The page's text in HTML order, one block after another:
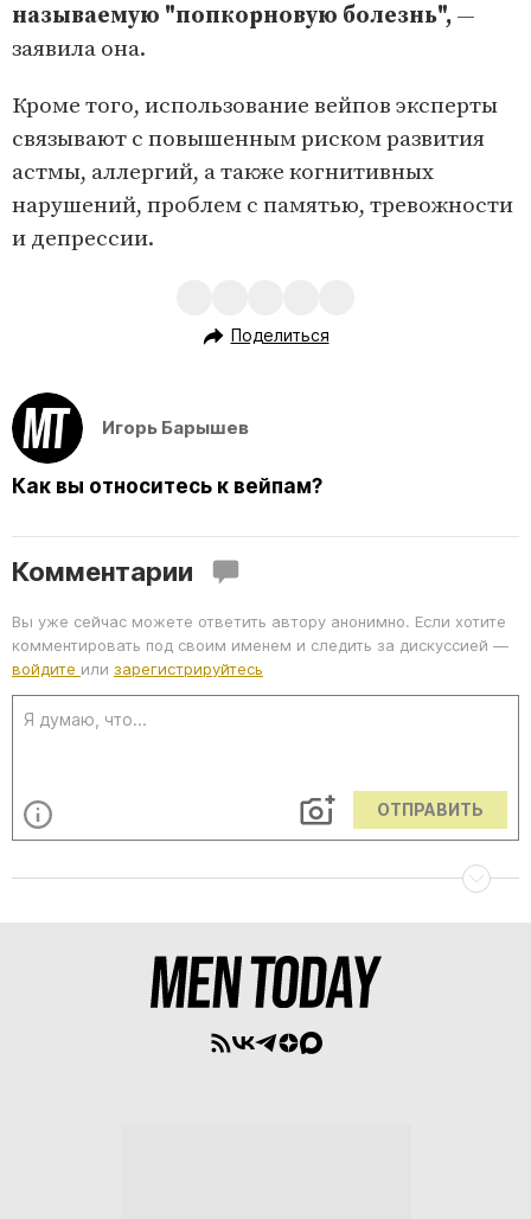
называемую "попкорновую болезнь", —
заявила она.
Кроме того, использование вейпов эксперты
связывают с повышенным риском развития
астмы, аллергий, а также когнитивных
нарушений, проблем с памятью, тревожности
и депрессии.
Поделиться
Игорь Барышев
Как вы относитесь к вейпам?
Комментарии
Вы уже сейчас можете ответить автору анонимно. Если хотите
комментировать под своим именем и следить за дискуссией —
войдите или зарегистрируйтесь
ОТПРАВИТЬ